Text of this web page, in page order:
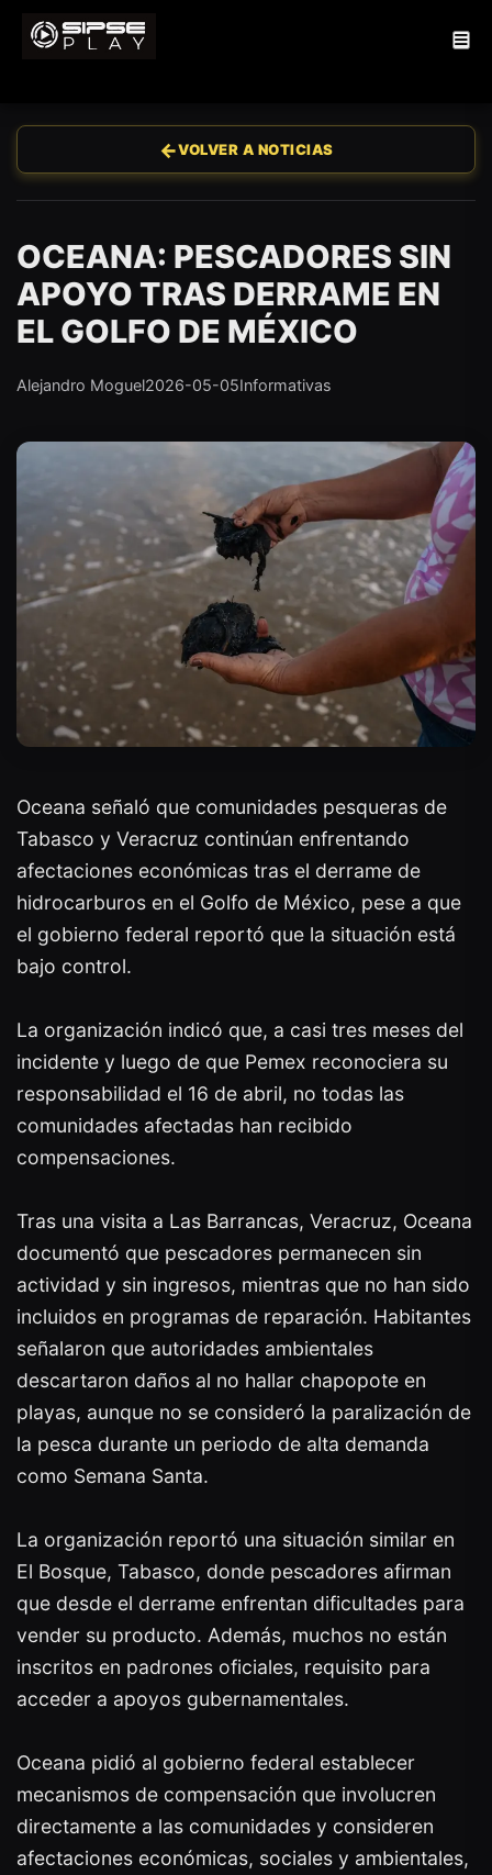
←VOLVER A NOTICIAS
OCEANA: PESCADORES SIN
APOYO TRAS DERRAME EN
EL GOLFO DE MÉXICO
Alejandro Moguel2026-05-05Informativas
Oceana señaló que comunidades pesqueras de
Tabasco y Veracruz continúan enfrentando
afectaciones económicas tras el derrame de
hidrocarburos en el Golfo de México, pese a que
el gobierno federal reportó que la situación está
bajo control.
La organización indicó que, a casi tres meses del
incidente y luego de que Pemex reconociera su
responsabilidad el 16 de abril, no todas las
comunidades afectadas han recibido
compensaciones.
Tras una visita a Las Barrancas, Veracruz, Oceana
documentó que pescadores permanecen sin
actividad y sin ingresos, mientras que no han sido
incluidos en programas de reparación. Habitantes
señalaron que autoridades ambientales
descartaron daños al no hallar chapopote en
playas, aunque no se consideró la paralización de
la pesca durante un periodo de alta demanda
como Semana Santa.
La organización reportó una situación similar en
El Bosque, Tabasco, donde pescadores afirman
que desde el derrame enfrentan dificultades para
vender su producto. Además, muchos no están
inscritos en padrones oficiales, requisito para
acceder a apoyos gubernamentales.
Oceana pidió al gobierno federal establecer
mecanismos de compensación que involucren
directamente a las comunidades y consideren
afectaciones económicas, sociales y ambientales,